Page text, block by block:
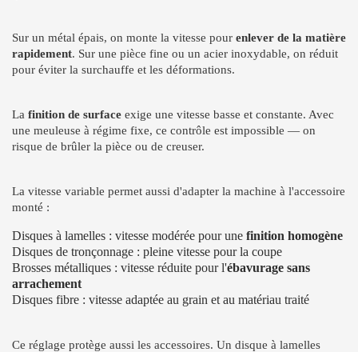
Sur un métal épais, on monte la vitesse pour enlever de la matière
rapidement. Sur une pièce fine ou un acier inoxydable, on réduit
pour éviter la surchauffe et les déformations.
La finition de surface exige une vitesse basse et constante. Avec
une meuleuse à régime fixe, ce contrôle est impossible — on
risque de brûler la pièce ou de creuser.
La vitesse variable permet aussi d'adapter la machine à l'accessoire
monté :
Disques à lamelles : vitesse modérée pour une finition homogène
Disques de tronçonnage : pleine vitesse pour la coupe
Brosses métalliques : vitesse réduite pour l'ébavurage sans
arrachement
Disques fibre : vitesse adaptée au grain et au matériau traité
Ce réglage protège aussi les accessoires. Un disque à lamelles